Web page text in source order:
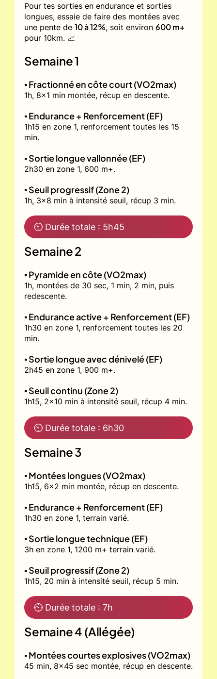
Pour tes sorties en endurance et sorties
longues, essaie de faire des montées avec
une pente de 10 à 12%, soit environ 600 m+
pour 10km. 📈
Semaine 1
▪️ Fractionné en côte court (VO2max)
1h, 8x1 min montée, récup en descente.
▪️ Endurance + Renforcement (EF)
1h15 en zone 1, renforcement toutes les 15
min.
▪️ Sortie longue vallonnée (EF)
2h30 en zone 1, 600 m+.
▪️ Seuil progressif (Zone 2)
1h, 3x8 min à intensité seuil, récup 3 min.
⏲ Durée totale : 5h45
Semaine 2
▪️ Pyramide en côte (VO2max)
1h, montées de 30 sec, 1 min, 2 min, puis
redescente.
▪️ Endurance active + Renforcement (EF)
1h30 en zone 1, renforcement toutes les 20
min.
▪️ Sortie longue avec dénivelé (EF)
2h45 en zone 1, 900 m+.
▪️ Seuil continu (Zone 2)
1h15, 2x10 min à intensité seuil, récup 4 min.
⏲ Durée totale : 6h30
Semaine 3
▪️ Montées longues (VO2max)
1h15, 6x2 min montée, récup en descente.
▪️ Endurance + Renforcement (EF)
1h30 en zone 1, terrain varié.
▪️ Sortie longue technique (EF)
3h en zone 1, 1200 m+ terrain varié.
▪️ Seuil progressif (Zone 2)
1h15, 20 min à intensité seuil, récup 5 min.
⏲ Durée totale : 7h
Semaine 4 (Allégée)
▪️ Montées courtes explosives (VO2max)
45 min, 8x45 sec montée, récup en descente.